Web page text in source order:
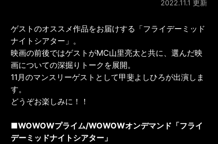
2022.11.1 更新
ゲストのオススメ作品をお届けする「フライデーミッド
ナイトシアター」。
映画の前後ではゲストがMC山里亮太と共に、選んだ映
画についての深掘りトークを展開。
11月のマンスリーゲストとして甲斐よしひろが出演しま
す。
どうぞお楽しみに！！
■WOWOWプライム/WOWOWオンデマンド「フライ
デーミッドナイトシアター」